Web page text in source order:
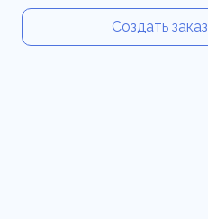
Создать заказ